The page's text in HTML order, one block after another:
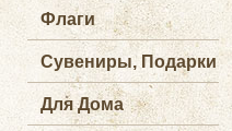
Флаги
Сувениры, Подарки
Для Дома